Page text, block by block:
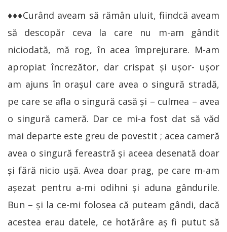
♦♦♦Curând aveam să rămân uluit, fiindcă aveam
să descopăr ceva la care nu m-am gândit
niciodată, mă rog, în acea împrejurare. M-am
apropiat încrezător, dar crispat şi uşor- uşor
am ajuns în oraşul care avea o singură stradă,
pe care se afla o singură casă şi – culmea – avea
o singură cameră. Dar ce mi-a fost dat să văd
mai departe este greu de povestit ; acea cameră
avea o singură fereastră și aceea desenată doar
și fără nicio uşă. Avea doar prag, pe care m-am
aşezat pentru a-mi odihni şi aduna gândurile.
Bun – şi la ce-mi folosea că puteam gândi, dacă
acestea erau datele, ce hotărâre aş fi putut să